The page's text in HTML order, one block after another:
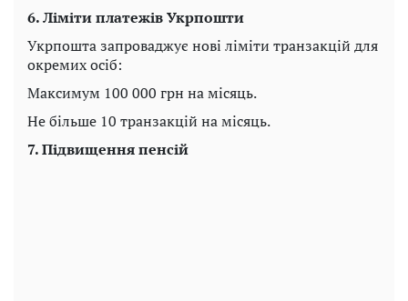
6. Ліміти платежів Укрпошти
Укрпошта запроваджує нові ліміти транзакцій для
окремих осіб:
Максимум 100 000 грн на місяць.
Не більше 10 транзакцій на місяць.
7. Підвищення пенсій